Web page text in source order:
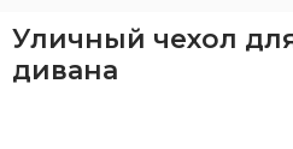
Уличный чехол
дивана